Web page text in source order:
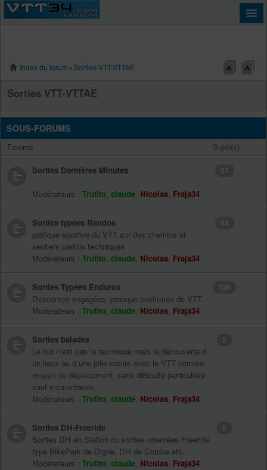
Index du forum ‹ Sorties VTT-VTTAE
Sorties VTT-VTTAE
SOUS-FORUMS
Forums Sujet(s)
Sorties Dernières Minutes
Modérateurs : Trufito, claude, Nicolas, Fraja34
27
Sorties typées Randos
pratique sportive du VTT sur des chemins et
sentiers parfois techniques
Modérateurs : Trufito, claude, Nicolas, Fraja34
98
Sorties Typées Enduros
Descentes engagées, pratique confirmée de VTT
Modérateurs : Trufito, claude, Nicolas, Fraja34
136
Sorties balades
Le but n'est pas la technique mais la découverte d
un lieux ou d une jolie nature avec le VTT comme
moyen de déplacement, sans difficulté particulière
sauf momentanée.
Modérateurs : Trufito, claude, Nicolas, Fraja34
2
Sorties DH-Freeride
Sorties DH en Station ou sorties orientées Freeride
type BikePark de Digne, DH de Combe etc..
Modérateurs : Trufito, claude, Nicolas, Fraja34
5